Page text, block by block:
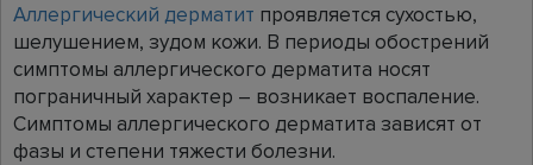
Аллергический дерматит проявляется сухостью,
шелушением, зудом кожи. В периоды обострений
симптомы аллергического дерматита носят
пограничный характер – возникает воспаление.
Симптомы аллергического дерматита зависят от
фазы и степени тяжести болезни.